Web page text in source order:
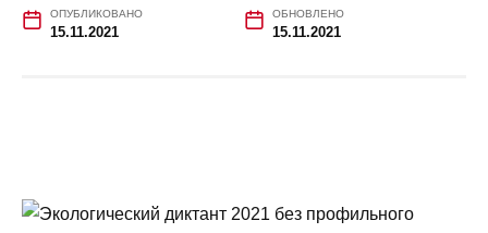
ОПУБЛИКОВАНО
15.11.2021
ОБНОВЛЕНО
15.11.2021